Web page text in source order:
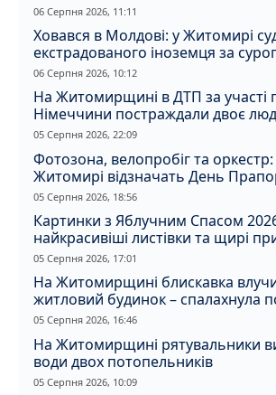
06 Серпня 2026, 11:11
Ховався в Молдові: у Житомирі
екстрадованого іноземця за
і відмивання грошей
06 Серпня 2026, 10:12
На Житомирщині в ДТП за участі
Німеччини постраждали двоє
05 Серпня 2026, 22:09
Фотозона, велопробіг та оркестр:
Житомирі відзначать День
Незалежності
05 Серпня 2026, 18:56
Картинки з Яблучним Спасом
найкрасивіші листівки та щирі
святом
05 Серпня 2026, 17:01
На Житомирщині блискавка
житловий будинок – спалахнула
05 Серпня 2026, 16:46
На Житомирщині рятувальники
води двох потопельників
05 Серпня 2026, 10:09